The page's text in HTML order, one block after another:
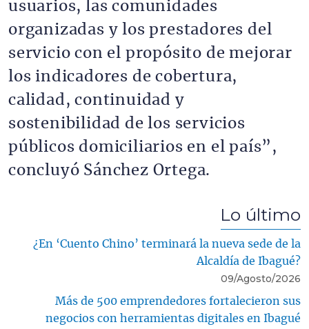
usuarios, las comunidades
organizadas y los prestadores del
servicio con el propósito de mejorar
los indicadores de cobertura,
calidad, continuidad y
sostenibilidad de los servicios
públicos domiciliarios en el país”,
concluyó Sánchez Ortega.
Lo último
¿En ‘Cuento Chino’ terminará la nueva sede de la
Alcaldía de Ibagué?
09/Agosto/2026
Más de 500 emprendedores fortalecieron sus
negocios con herramientas digitales en Ibagué